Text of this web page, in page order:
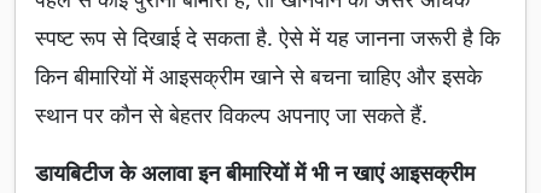
स्पष्ट रूप से दिखाई दे सकता है. ऐसे में यह जानना जरूरी है कि
किन बीमारियों में आइसक्रीम खाने से बचना चाहिए और इसके
स्थान पर कौन से बेहतर विकल्प अपनाए जा सकते हैं.
डायबिटीज के अलावा इन बीमारियों में भी न खाएं आइसक्रीम